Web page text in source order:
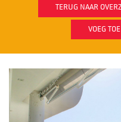
TERUG NAAR
VOEG